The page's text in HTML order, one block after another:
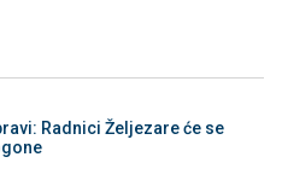
Radnici Željezare će se